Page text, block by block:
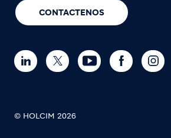
CONTACTENOS
© HOLCIM 2026